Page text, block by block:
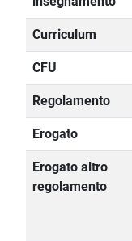
Curriculum
CFU
Regolamento
Erogato
Erogato altro
regolamento